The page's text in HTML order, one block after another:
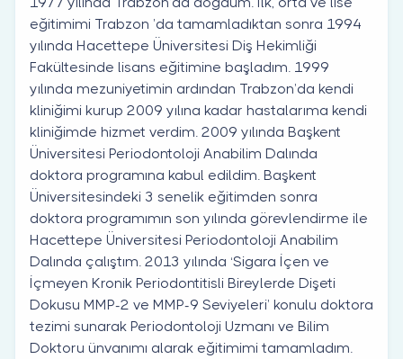
eğitimimi Trabzon ’da tamamladıktan sonra 1994
yılında Hacettepe Üniversitesi Diş Hekimliği
Fakültesinde lisans eğitimine başladım. 1999
yılında mezuniyetimin ardından Trabzon’da kendi
kliniğimi kurup 2009 yılına kadar hastalarıma kendi
kliniğimde hizmet verdim. 2009 yılında Başkent
Üniversitesi Periodontoloji Anabilim Dalında
doktora programına kabul edildim. Başkent
Üniversitesindeki 3 senelik eğitimden sonra
doktora programımın son yılında görevlendirme ile
Hacettepe Üniversitesi Periodontoloji Anabilim
Dalında çalıştım. 2013 yılında ‘Sigara İçen ve
İçmeyen Kronik Periodontitisli Bireylerde Dişeti
Dokusu MMP-2 ve MMP-9 Seviyeleri’ konulu doktora
tezimi sunarak Periodontoloji Uzmanı ve Bilim
Doktoru ünvanımı alarak eğitimimi tamamladım.